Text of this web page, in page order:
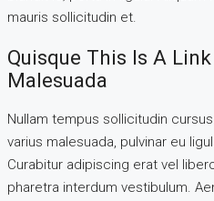
mauris sollicitudin et.
Quisque This Is A
Malesuada
Nullam tempus sollicitudin
varius malesuada, pulvinar eu
Curabitur adipiscing erat vel
pharetra interdum vestibulum.